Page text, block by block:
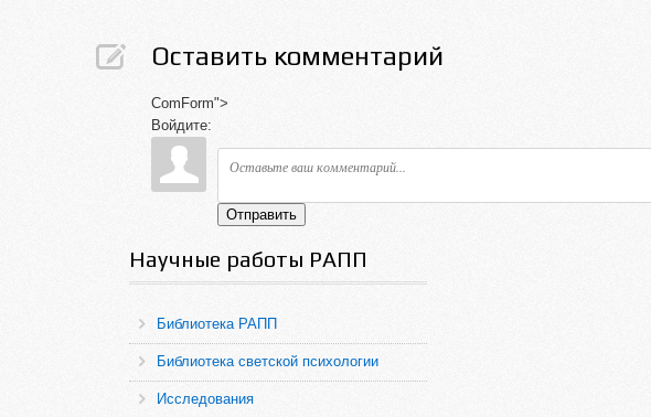
Оставить комментарий
ComForm">
Войдите:
Отправить
Научные работы РАПП
Библиотека РАПП
Библиотека светской психологии
Исследования